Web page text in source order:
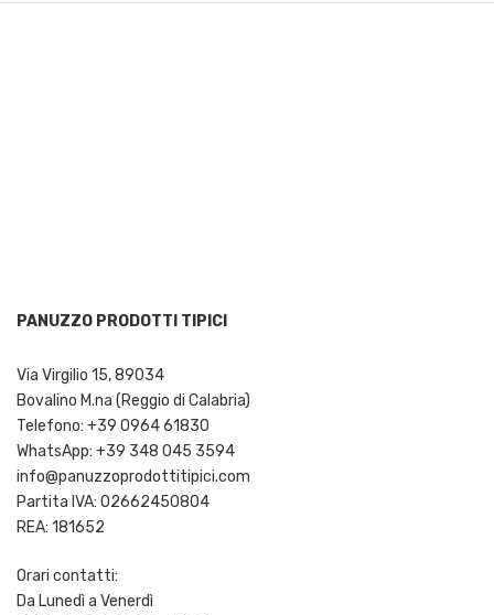
PANUZZO PRODOTTI TIPICI
Via Virgilio 15, 89034
Bovalino M.na (Reggio di Calabria)
Telefono: +39 0964 61830
WhatsApp: +39 348 045 3594
info@panuzzoprodottitipici.com
Partita IVA: 02662450804
REA: 181652
Orari contatti:
Da Lunedì a Venerdì